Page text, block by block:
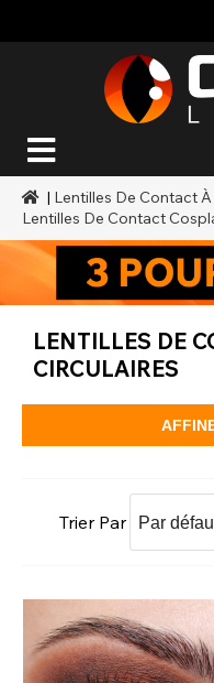
| Lentilles De Contact
Lentilles De Contact
LENTILLES DE
CIRCULAIRES
Trier Par